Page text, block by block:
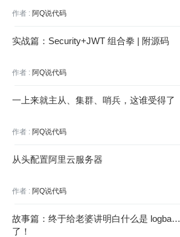
作者 : 阿Q说代码
实战篇：Security+JWT 组合拳 | 附源码
作者 : 阿Q说代码
一上来就主从、集群、哨兵，这谁受得了
作者 : 阿Q说代码
从头配置阿里云服务器
作者 : 阿Q说代码
故事篇：终于给老婆讲明白什么是 logback
了！